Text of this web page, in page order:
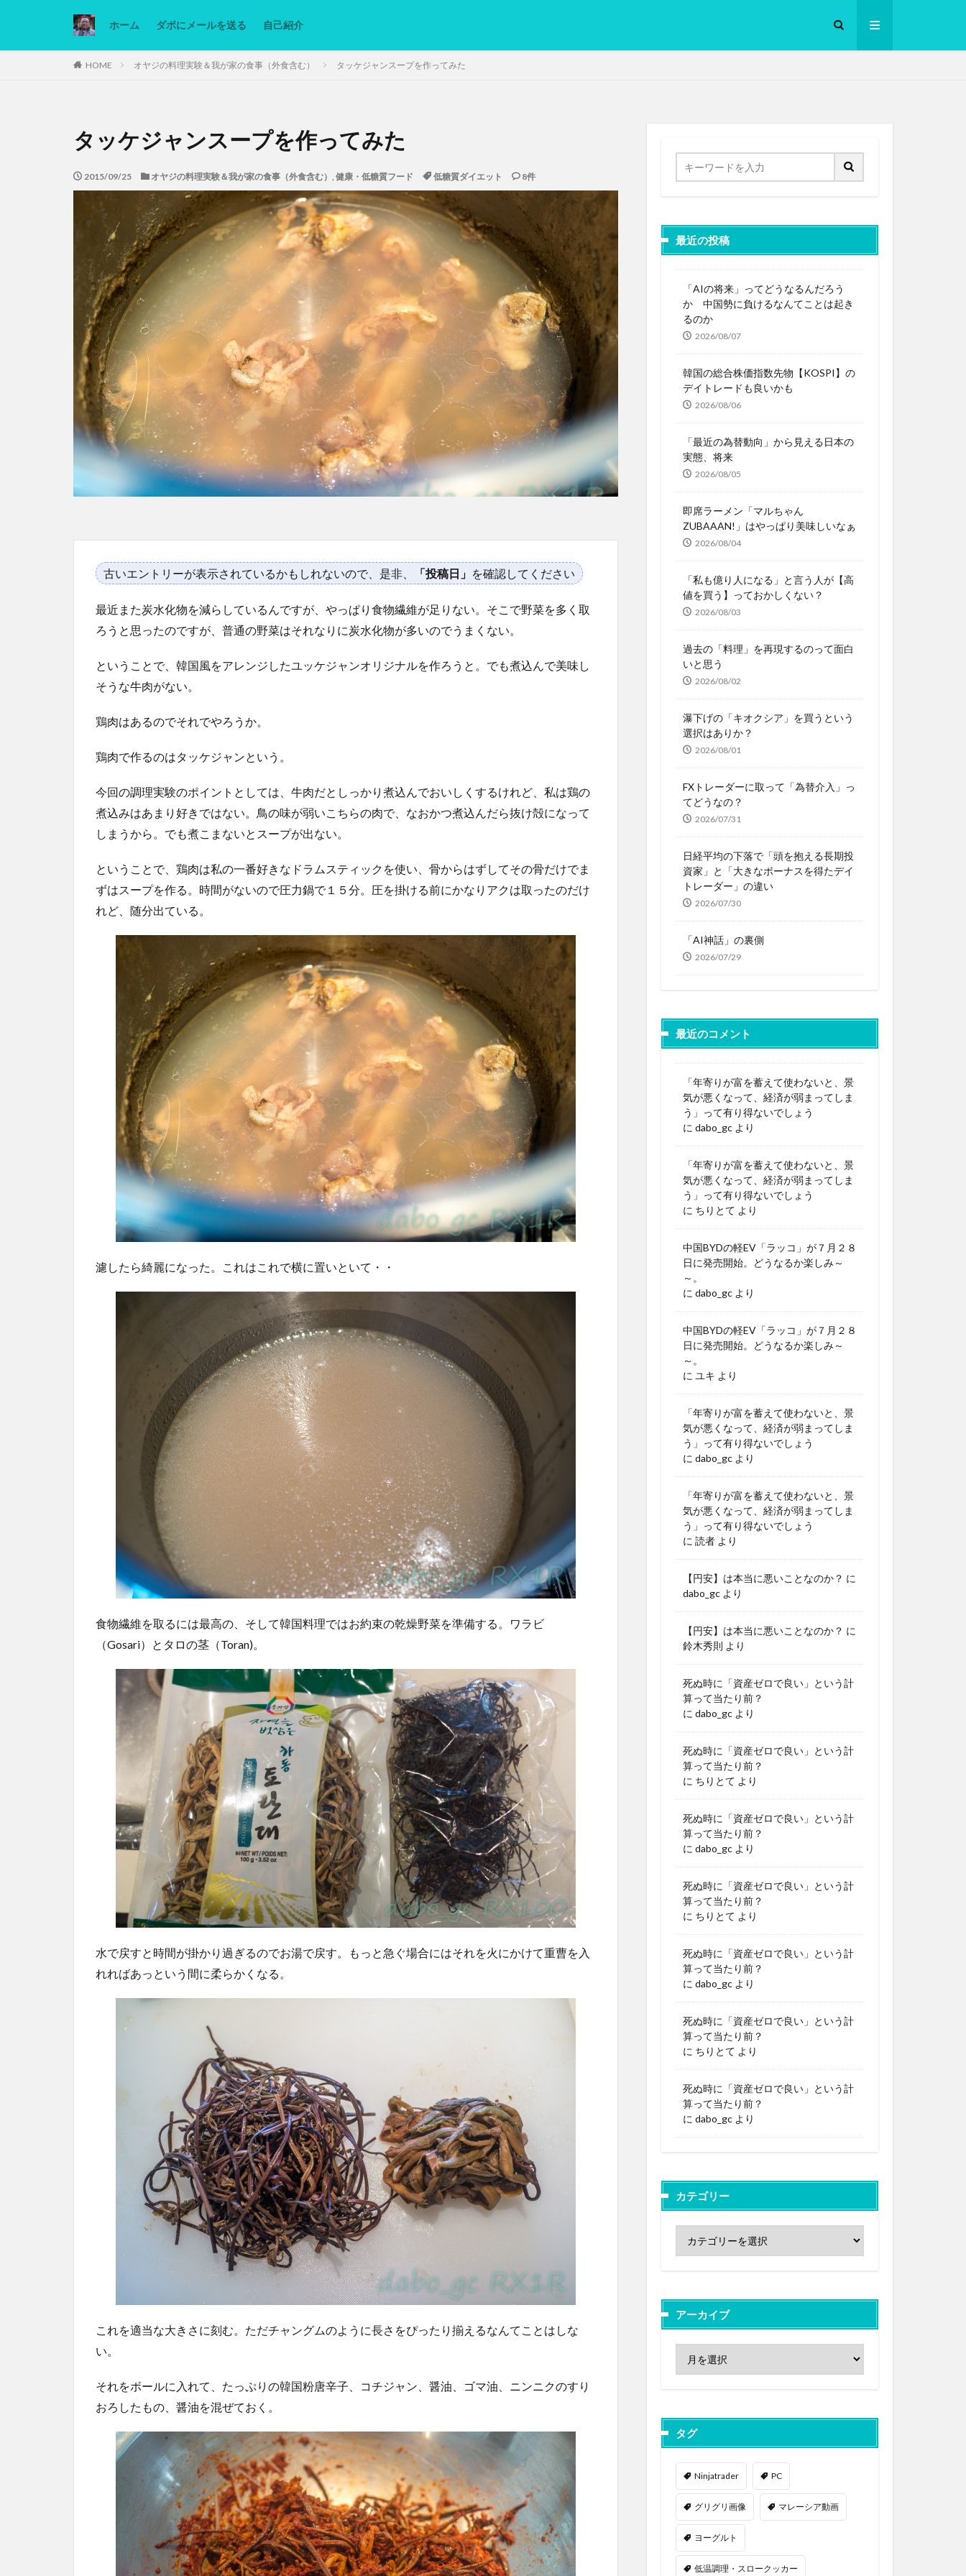
ホーム ダボにメールを送る 自己紹介
HOME オヤジの料理実験＆我が家の食事（外食含む） タッケジャンスープを作ってみた
タッケジャンスープを作ってみた
2015/09/25 オヤジの料理実験＆我が家の食事（外食含む） , 健康・低糖質フード 低糖質ダイエット 8件
古いエントリーが表示されているかもしれないので、是非、 「投稿日」 を確認してください
最近また炭水化物を減らしているんですが、やっぱり食物繊維が足りない。そこで野菜を多く取
ろうと思ったのですが、普通の野菜はそれなりに炭水化物が多いのでうまくない。
ということで、韓国風をアレンジしたユッケジャンオリジナルを作ろうと。でも煮込んで美味し
そうな牛肉がない。
鶏肉はあるのでそれでやろうか。
鶏肉で作るのはタッケジャンという。
今回の調理実験のポイントとしては、牛肉だとしっかり煮込んでおいしくするけれど、私は鶏の
煮込みはあまり好きではない。鳥の味が弱いこちらの肉で、なおかつ煮込んだら抜け殻になって
しまうから。でも煮こまないとスープが出ない。
ということで、鶏肉は私の一番好きなドラムスティックを使い、骨からはずしてその骨だけでま
ずはスープを作る。時間がないので圧力鍋で１５分。圧を掛ける前にかなりアクは取ったのだけ
れど、随分出ている。
濾したら綺麗になった。これはこれで横に置いといて・・
食物繊維を取るには最高の、そして韓国料理ではお約束の乾燥野菜を準備する。ワラビ
（Gosari）とタロの茎（Toran)。
水で戻すと時間が掛かり過ぎるのでお湯で戻す。もっと急ぐ場合にはそれを火にかけて重曹を入
れればあっという間に柔らかくなる。
これを適当な大きさに刻む。ただチャングムのように長さをぴったり揃えるなんてことはしな
い。
それをボールに入れて、たっぷりの韓国粉唐辛子、コチジャン、醤油、ゴマ油、ニンニクのすり
おろしたもの、醤油を混ぜておく。
最近の投稿
「AIの将来」ってどうなるんだろう
か 中国勢に負けるなんてことは起き
るのか
2026/08/07
韓国の総合株価指数先物【KOSPI】の
デイトレードも良いかも
2026/08/06
「最近の為替動向」から見える日本の
実態、将来
2026/08/05
即席ラーメン「マルちゃん
ZUBAAAN!」はやっぱり美味しいなぁ
2026/08/04
「私も億り人になる」と言う人が【高
値を買う】っておかしくない？
2026/08/03
過去の「料理」を再現するのって面白
いと思う
2026/08/02
瀑下げの「キオクシア」を買うという
選択はありか？
2026/08/01
FXトレーダーに取って「為替介入」っ
てどうなの？
2026/07/31
日経平均の下落で「頭を抱える長期投
資家」と「大きなボーナスを得たデイ
トレーダー」の違い
2026/07/30
「AI神話」の裏側
2026/07/29
最近のコメント
「年寄りが富を蓄えて使わないと、景
気が悪くなって、経済が弱まってしま
う」って有り得ないでしょう
に dabo_gc より
「年寄りが富を蓄えて使わないと、景
気が悪くなって、経済が弱まってしま
う」って有り得ないでしょう
に ちりとて より
中国BYDの軽EV「ラッコ」が７月２８
日に発売開始。どうなるか楽しみ～
～。
に dabo_gc より
中国BYDの軽EV「ラッコ」が７月２８
日に発売開始。どうなるか楽しみ～
～。
に ユキ より
「年寄りが富を蓄えて使わないと、景
気が悪くなって、経済が弱まってしま
う」って有り得ないでしょう
に dabo_gc より
「年寄りが富を蓄えて使わないと、景
気が悪くなって、経済が弱まってしま
う」って有り得ないでしょう
に 読者 より
【円安】は本当に悪いことなのか？ に
dabo_gc より
【円安】は本当に悪いことなのか？ に
鈴木秀則 より
死ぬ時に「資産ゼロで良い」という計
算って当たり前？
に dabo_gc より
死ぬ時に「資産ゼロで良い」という計
算って当たり前？
に ちりとて より
死ぬ時に「資産ゼロで良い」という計
算って当たり前？
に dabo_gc より
死ぬ時に「資産ゼロで良い」という計
算って当たり前？
に ちりとて より
死ぬ時に「資産ゼロで良い」という計
算って当たり前？
に dabo_gc より
死ぬ時に「資産ゼロで良い」という計
算って当たり前？
に ちりとて より
死ぬ時に「資産ゼロで良い」という計
算って当たり前？
に dabo_gc より
カテゴリー
アーカイブ
タグ
Ninjatrader PC
グリグリ画像 マレーシア動画
ヨーグルト
低温調理・スロークッカー
カテゴリー
Ninjatrader PC グリグリ画像